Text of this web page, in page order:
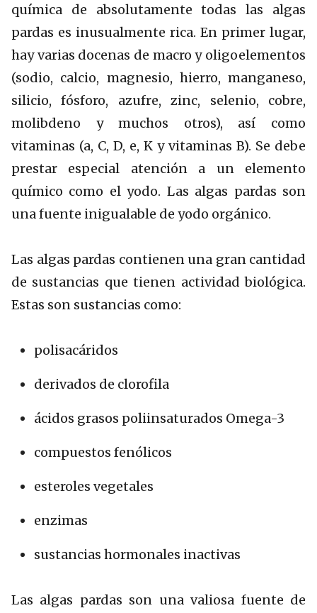
química de absolutamente todas las algas
pardas es inusualmente rica. En primer lugar,
hay varias docenas de macro y oligoelementos
(sodio, calcio, magnesio, hierro, manganeso,
silicio, fósforo, azufre, zinc, selenio, cobre,
molibdeno y muchos otros), así como
vitaminas (a, C, D, e, K y vitaminas B). Se debe
prestar especial atención a un elemento
químico como el yodo. Las algas pardas son
una fuente inigualable de yodo orgánico.
Las algas pardas contienen una gran cantidad
de sustancias que tienen actividad biológica.
Estas son sustancias como:
polisacáridos
derivados de clorofila
ácidos grasos poliinsaturados Omega-3
compuestos fenólicos
esteroles vegetales
enzimas
sustancias hormonales inactivas
Las algas pardas son una valiosa fuente de